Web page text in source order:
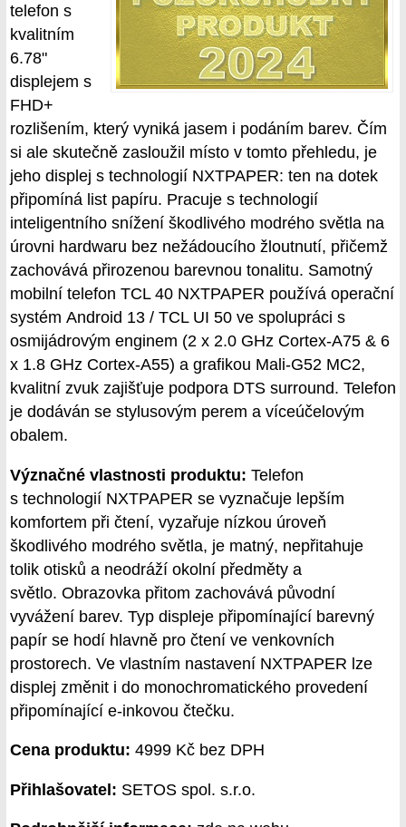
telefon s
kvalitním
6.78"
displejem s
FHD+
rozlišením, který vyniká jasem i podáním barev. Čím
si ale skutečně zasloužil místo v tomto přehledu, je
jeho displej s technologií NXTPAPER: ten na dotek
připomíná list papíru. Pracuje s technologií
inteligentního snížení škodlivého modrého světla na
úrovni hardwaru bez nežádoucího žloutnutí, přičemž
zachovává přirozenou barevnou tonalitu. Samotný
mobilní telefon TCL 40 NXTPAPER používá operační
systém Android 13 / TCL UI 50 ve spolupráci s
osmijádrovým enginem (2 x 2.0 GHz Cortex-A75 & 6
x 1.8 GHz Cortex-A55) a grafikou Mali-G52 MC2,
kvalitní zvuk zajišťuje podpora DTS surround. Telefon
je dodáván se stylusovým perem a víceúčelovým
obalem.
Význačné vlastnosti produktu: Telefon
s technologií NXTPAPER se vyznačuje lepším
komfortem při čtení, vyzařuje nízkou úroveň
škodlivého modrého světla, je matný, nepřitahuje
tolik otisků a neodráží okolní předměty a
světlo. Obrazovka přitom zachovává původní
vyvážení barev. Typ displeje připomínající barevný
papír se hodí hlavně pro čtení ve venkovních
prostorech. Ve vlastním nastavení NXTPAPER lze
displej změnit i do monochromatického provedení
připomínající e-inkovou čtečku.
Cena produktu: 4999 Kč bez DPH
Přihlašovatel: SETOS spol. s.r.o.